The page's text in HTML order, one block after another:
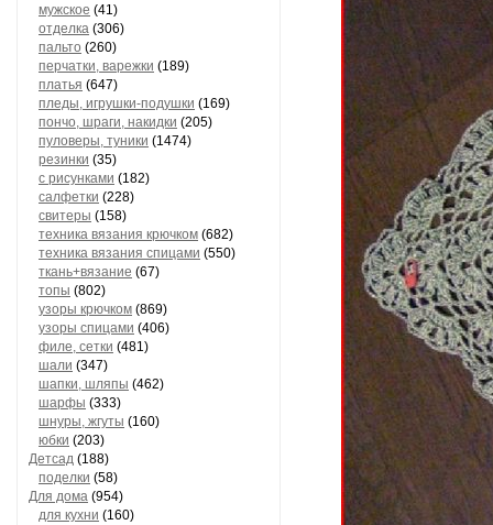
мужское (41)
отделка (306)
пальто (260)
перчатки, варежки (189)
платья (647)
пледы, игрушки-подушки (169)
пончо, шраги, накидки (205)
пуловеры, туники (1474)
резинки (35)
с рисунками (182)
салфетки (228)
свитеры (158)
техника вязания крючком (682)
техника вязания спицами (550)
ткань+вязание (67)
топы (802)
узоры крючком (869)
узоры спицами (406)
филе, сетки (481)
шали (347)
шапки, шляпы (462)
шарфы (333)
шнуры, жгуты (160)
юбки (203)
Детсад (188)
поделки (58)
Для дома (954)
для кухни (160)